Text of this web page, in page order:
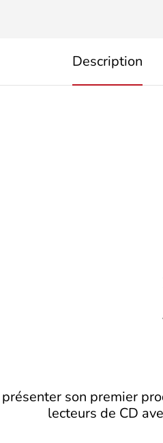
Description
son premier
lecteurs de CD